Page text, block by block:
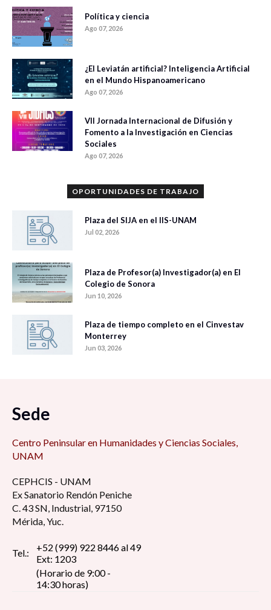
Política y ciencia
Ago 07, 2026
¿El Leviatán artificial? Inteligencia Artificial
en el Mundo Hispanoamericano
Ago 07, 2026
VII Jornada Internacional de Difusión y
Fomento a la Investigación en Ciencias
Sociales
Ago 07, 2026
OPORTUNIDADES DE TRABAJO
Plaza del SIJA en el IIS-UNAM
Jul 02, 2026
Plaza de Profesor(a) Investigador(a) en El
Colegio de Sonora
Jun 10, 2026
Plaza de tiempo completo en el Cinvestav
Monterrey
Jun 03, 2026
Sede
Centro Peninsular en Humanidades y Ciencias Sociales,
UNAM
CEPHCIS - UNAM
Ex Sanatorio Rendón Peniche
C. 43 SN, Industrial, 97150
Mérida, Yuc.
Tel.:
+52 (999) 922 8446 al 49
Ext: 1203
(Horario de 9:00 -
14:30 horas)